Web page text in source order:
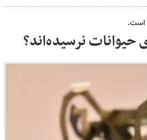
است.
نرسیده‌اند؟